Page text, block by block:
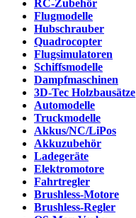
RC-Zubehör
Flugmodelle
Hubschrauber
Quadrocopter
Flugsimulatoren
Schiffsmodelle
Dampfmaschinen
3D-Tec Holzbausätze
Automodelle
Truckmodelle
Akkus/NC/LiPos
Akkuzubehör
Ladegeräte
Elektromotore
Fahrtregler
Brushless-Motore
Brushless-Regler